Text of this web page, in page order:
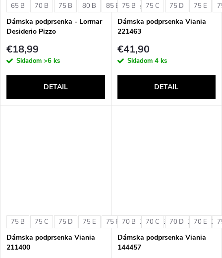
65 B 70 B 75 B 80 B 85 B + ďalšie
Dámska podprsenka - Lormar
Desiderio Pizzo
€18,99
Skladom >6 ks
DETAIL
75 B 75 C 75 D 75 E
Dámska podprsenka Viania
221463
€41,90
Skladom 4 ks
DETAIL
75 B 75 C 75 D 75 E 75 F 75 G 80 B 80 C 80 D
Dámska podprsenka Viania
211400
70 B 70 C 70 D 70 E
Dámska podprsenka Viania
144457